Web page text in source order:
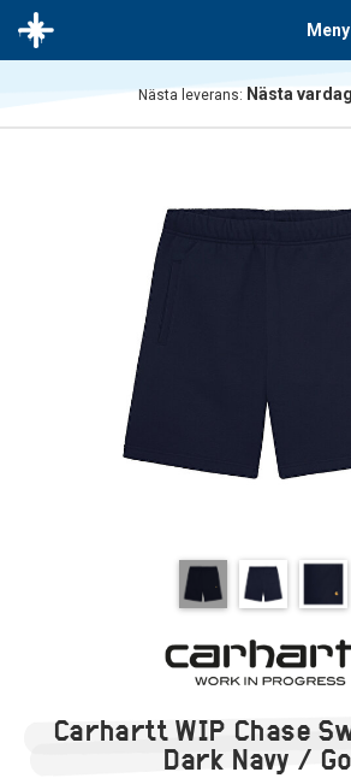
Meny
Nästa leverans: Nästa
Carhartt WIP Chase
Dark Navy /